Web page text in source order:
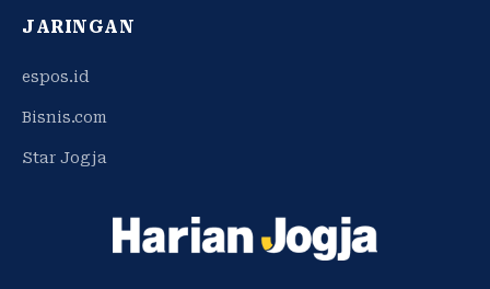
JARINGAN
espos.id
Bisnis.com
Star Jogja